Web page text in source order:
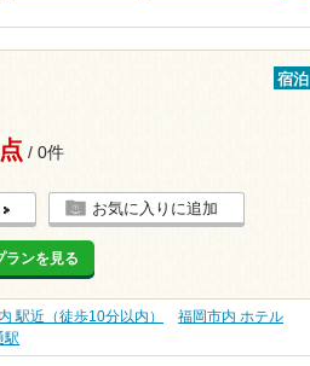
宿泊
/ 0件
お気に入りに追加
ランを見る
駅近（徒歩10分以内）
福岡市内 ホテル
駅